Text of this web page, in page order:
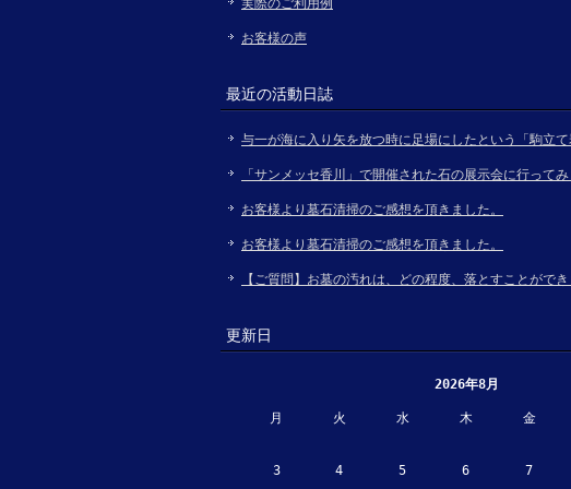
実際のご利用例
お客様の声
最近の活動日誌
与一が海に入り矢を放つ時に足場にしたという「駒立て
「サンメッセ香川」で開催された石の展示会に行ってみ
お客様より墓石清掃のご感想を頂きました。
お客様より墓石清掃のご感想を頂きました。
【ご質問】お墓の汚れは、どの程度、落とすことができ
更新日
2026年8月
月 火 水 木 金
3
4 5 6 7